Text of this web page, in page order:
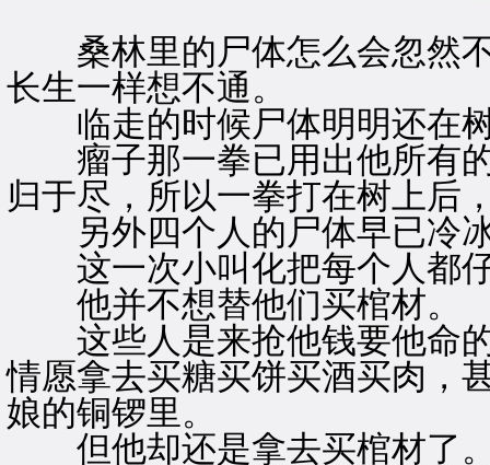
桑林里的尸体怎么会忽然不
长生一样想不通。
临走的时候尸体明明还在树
瘤子那一拳已用出他所有的
归于尽，所以一拳打在树上后
另外四个人的尸体早已冷
这一次小叫化把每个人都仔
他并不想替他们买棺材。
这些人是来抢他钱要他命的
情愿拿去买糖买饼买酒买肉，
娘的铜锣里。
但他却还是拿去买棺材了